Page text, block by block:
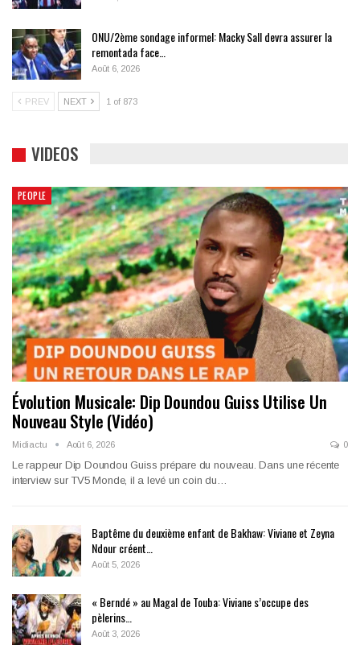
ONU/2ème sondage informel: Macky Sall devra assurer la
remontada face…
Août 6, 2026
PREV NEXT 1 of 873
VIDEOS
PEOPLE
Évolution Musicale: Dip Doundou Guiss Utilise Un
Nouveau Style (Vidéo)
Midiactu Août 6, 2026 0
Le rappeur Dip Doundou Guiss prépare du nouveau. Dans une récente
interview sur TV5 Monde, il a levé un coin du…
Baptême du deuxième enfant de Bakhaw: Viviane et Zeyna
Ndour créent…
Août 5, 2026
« Berndé » au Magal de Touba: Viviane s’occupe des
pèlerins…
Août 3, 2026